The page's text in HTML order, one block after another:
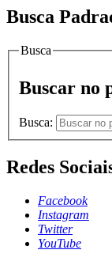
Busca
Busca
Buscar no
Busca:
Redes
Facebook
Instagram
Twitter
YouTube